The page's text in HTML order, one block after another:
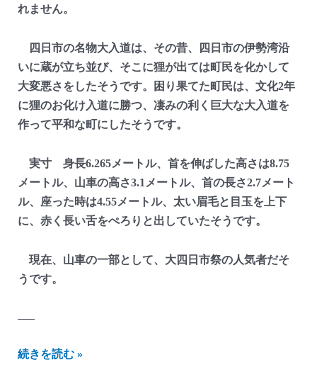
れません。
四日市の名物大入道は、その昔、四日市の伊勢湾沿
いに蔵が立ち並び、そこに狸が出ては町民を化かして
大変悪さをしたそうです。困り果てた町民は、文化2年
に狸のお化け入道に勝つ、凄みの利く巨大な大入道を
作って平和な町にしたそうです。
実寸 身長6.265メートル、首を伸ばした高さは8.75
メートル、山車の高さ3.1メートル、首の長さ2.7メート
ル、座った時は4.55メートル、太い眉毛と目玉を上下
に、赤く長い舌をぺろりと出していたそうです。
現在、山車の一部として、大四日市祭の人気者だそ
うです。
—–
に
続きを読む »